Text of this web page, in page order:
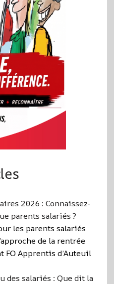
2026 : Connaissez-
parents salariés ?
les parents salariés
de la rentrée
FO Apprentis d’Auteuil
des salariés : Que dit la